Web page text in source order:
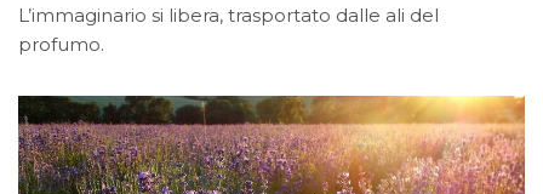
L’immaginario si libera, trasportato dalle ali del
profumo.